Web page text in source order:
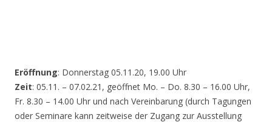
Eröffnung: Donnerstag 05.11.20, 19.00 Uhr
Zeit: 05.11. – 07.02.21, geöffnet Mo. – Do. 8.30 – 16.00 Uhr,
Fr. 8.30 – 14.00 Uhr und nach Vereinbarung (durch Tagungen
oder Seminare kann zeitweise der Zugang zur Ausstellung